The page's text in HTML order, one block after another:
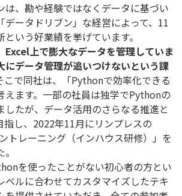
は、勘や経験ではなくデータに基づい
データドリブン」な経営によって、11
いう好業績を挙げています。
Excel上で膨大なデータを管理していま
にデータ管理が追いつけないという課
こで同社は、「Pythonで効率化できる
えます。一部の社員は独学でPythonの
したが、データ活用のさらなる推進と
指し、2022年11月にリンプレスの
トレーニング（インハウス研修）」を
を使ったことがない初心者の方とい
ベルに合わせてカスタマイズしたテキ